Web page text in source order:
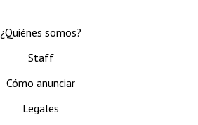
¿Quiénes somos?
Staff
Cómo anunciar
Legales